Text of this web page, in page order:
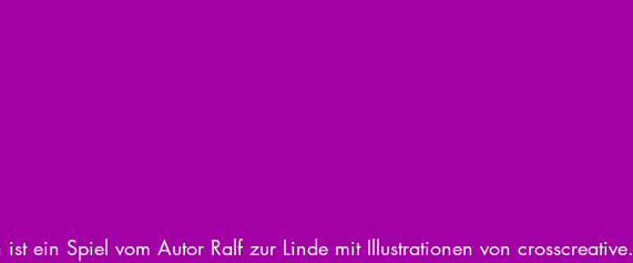
ein Spiel vom Autor Ralf zur Linde mit Illustrationen von crosscreative.